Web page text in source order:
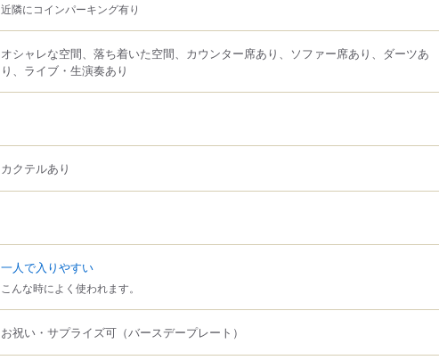
近隣にコインパーキング有り
オシャレな空間、落ち着いた空間、カウンター席あり、ソファー席あり、ダーツあ
り、ライブ・生演奏あり
カクテルあり
一人で入りやすい
こんな時によく使われます。
お祝い・サプライズ可（バースデープレート）